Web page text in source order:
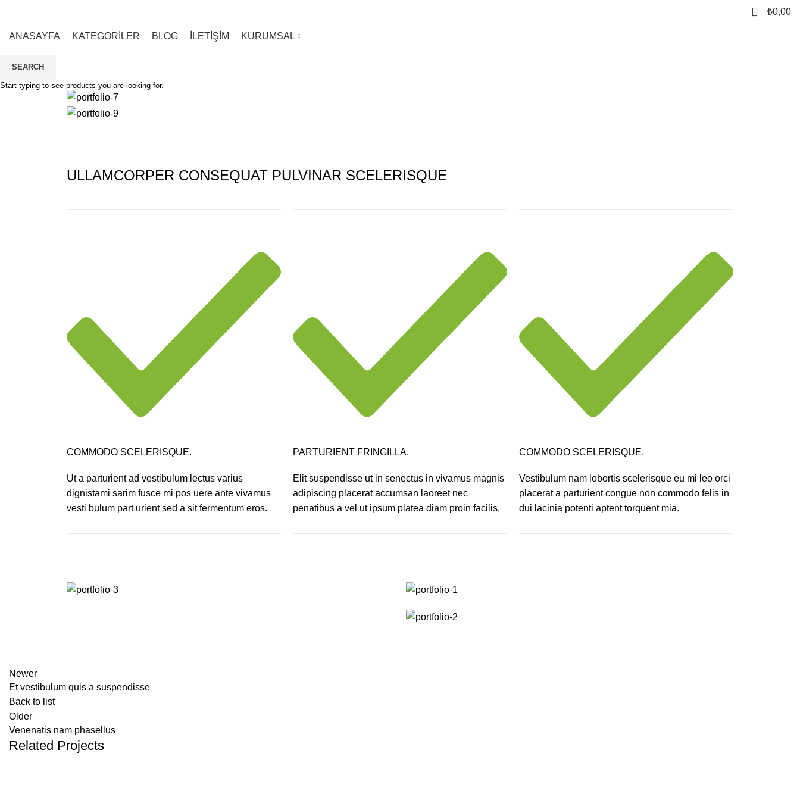
₺0,00
ANASAYFA KATEGORİLER BLOG İLETİŞİM KURUMSAL
ULLAMCORPER CONSEQUAT PULVINAR SCELERISQUE
COMMODO SCELERISQUE.
Ut a parturient ad vestibulum lectus varius
dignistami sarim fusce mi pos uere ante vivamus
vesti bulum part urient sed a sit fermentum eros.
PARTURIENT FRINGILLA.
Elit suspendisse ut in senectus in vivamus magnis
adipiscing placerat accumsan laoreet nec
penatibus a vel ut ipsum platea diam proin facilis.
COMMODO SCELERISQUE.
Vestibulum nam lobortis scelerisque eu mi leo orci
placerat a parturient congue non commodo felis in
dui lacinia potenti aptent torquent mia.
Newer
Et vestibulum quis a suspendisse
Back to list
Older
Venenatis nam phasellus
Related Projects
SEARCH
Start typing to see products you are looking for.